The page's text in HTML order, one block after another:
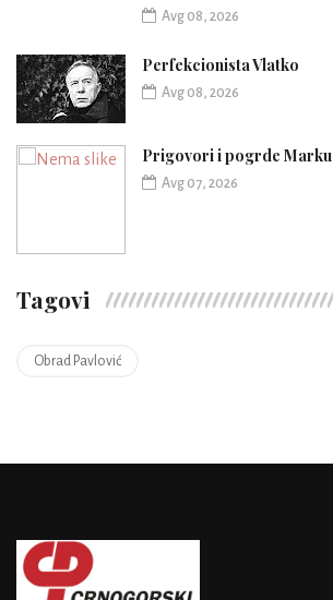
Avg 08, 2026
Perfekcionista Vlatko
Avg 08, 2026
Prigovori i pogrde Marku
Avg 07, 2026
Tagovi
Obrad Pavlović